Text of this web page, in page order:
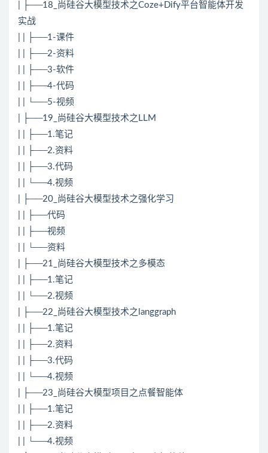
| ├──18_尚硅谷大模型技术之Coze+Dify平台智能体开发
实战
| | ├──1-课件
| | ├──2-资料
| | ├──3-软件
| | ├──4-代码
| | └──5-视频
| ├──19_尚硅谷大模型技术之LLM
| | ├──1.笔记
| | ├──2.资料
| | ├──3.代码
| | └──4.视频
| ├──20_尚硅谷大模型技术之强化学习
| | ├──代码
| | ├──视频
| | └──资料
| ├──21_尚硅谷大模型技术之多模态
| | ├──1.笔记
| | └──2.视频
| ├──22_尚硅谷大模型技术之langgraph
| | ├──1.笔记
| | ├──2.资料
| | ├──3.代码
| | └──4.视频
| ├──23_尚硅谷大模型项目之点餐智能体
| | ├──1.笔记
| | ├──2.资料
| | └──4.视频